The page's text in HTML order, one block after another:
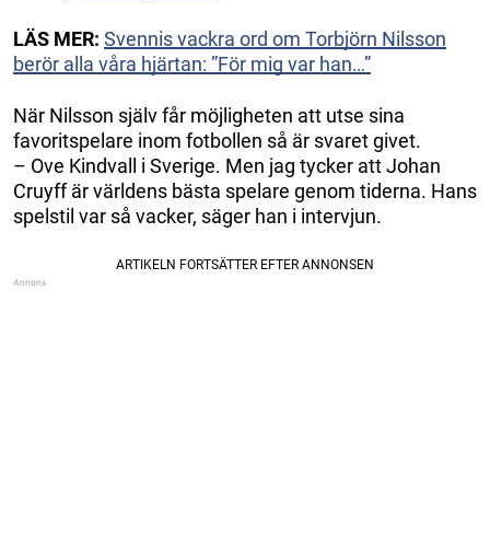
LÄS MER: Svennis vackra ord om Torbjörn Nilsson
berör alla våra hjärtan: ”För mig var han…”
När Nilsson själv får möjligheten att utse sina
favoritspelare inom fotbollen så är svaret givet.
– Ove Kindvall i Sverige. Men jag tycker att Johan
Cruyff är världens bästa spelare genom tiderna. Hans
spelstil var så vacker, säger han i intervjun.